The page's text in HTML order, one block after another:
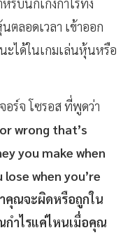
ตลอดเวลา เข้าออก
ะได้ในเกมเล่นหุ้นหรือ
ร์จ โซรอส ที่พูดว่า
wrong that’s
you make when
when you’re
คุณจะผิดหรือถูกใน
ำไรแค่ไหนเมื่อคุณ